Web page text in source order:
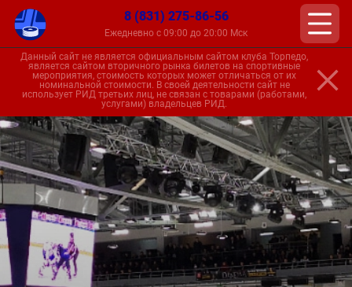
8 (831) 275-86-56
Ежедневно с 09:00 до 20:00 Мск
Данный сайт не является официальным сайтом клуба Торпедо,
является сайтом вторичного рынка билетов на спортивные
мероприятия, стоимость которых может отличаться от их
номинальной стоимости. В своей деятельности сайт не
использует РИД третьих лиц, не связан с товарами (работами,
услугами) владельцев РИД.